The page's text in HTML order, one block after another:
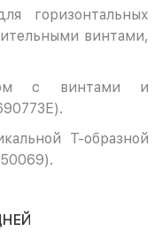
горизонтальных
винтами,
с винтами и
Т-образной